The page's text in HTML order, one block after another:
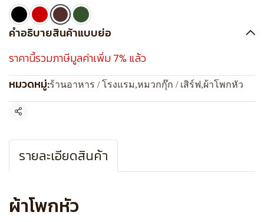
คำอธิบายสินค้าแบบย่อ
ราคานี้รวมภาษีมูลค่าเพิ่ม 7% แล้ว
หมวดหมู่:ร้านอาหาร / โรงแรม,หมวกกุ๊ก / เสิร์ฟ,ผ้าโพกหัว
แชร์
รายละเอียดสินค้า
ผ้าโพกหัว